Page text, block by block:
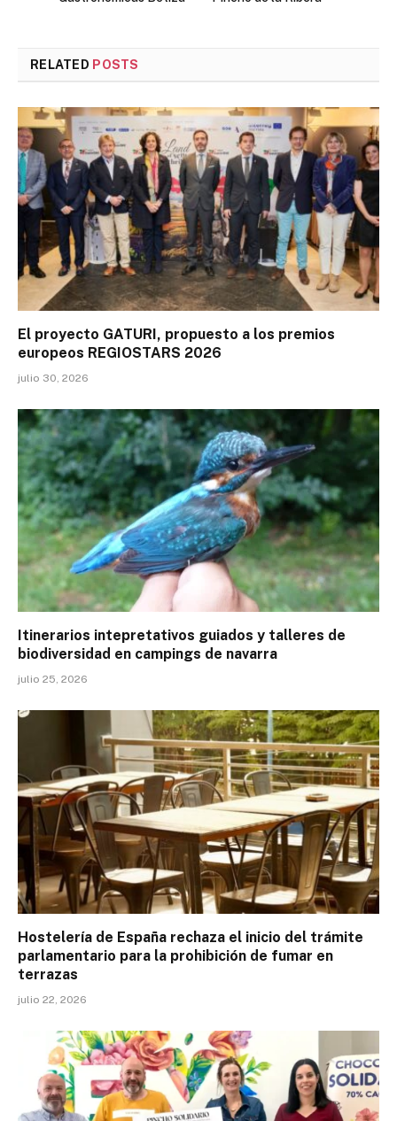
RELATED POSTS
El proyecto GATURI, propuesto a los premios
europeos REGIOSTARS 2026
julio 30, 2026
Itinerarios intepretativos guiados y talleres de
biodiversidad en campings de navarra
julio 25, 2026
Hostelería de España rechaza el inicio del trámite
parlamentario para la prohibición de fumar en
terrazas
julio 22, 2026